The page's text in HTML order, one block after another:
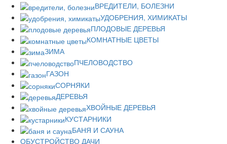
ВРЕДИТЕЛИ, БОЛЕЗНИ
УДОБРЕНИЯ, ХИМИКАТЫ
ПЛОДОВЫЕ ДЕРЕВЬЯ
КОМНАТНЫЕ ЦВЕТЫ
ЗИМА
ПЧЕЛОВОДСТВО
ГАЗОН
СОРНЯКИ
ДЕРЕВЬЯ
ХВОЙНЫЕ ДЕРЕВЬЯ
КУСТАРНИКИ
БАНЯ И САУНА
ОБУСТРОЙСТВО ДАЧИ